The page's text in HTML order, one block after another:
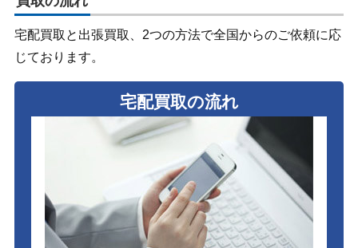
宅配買取と出張買取、2つの方法で全国からのご依頼に応
じております。
宅配買取の流れ